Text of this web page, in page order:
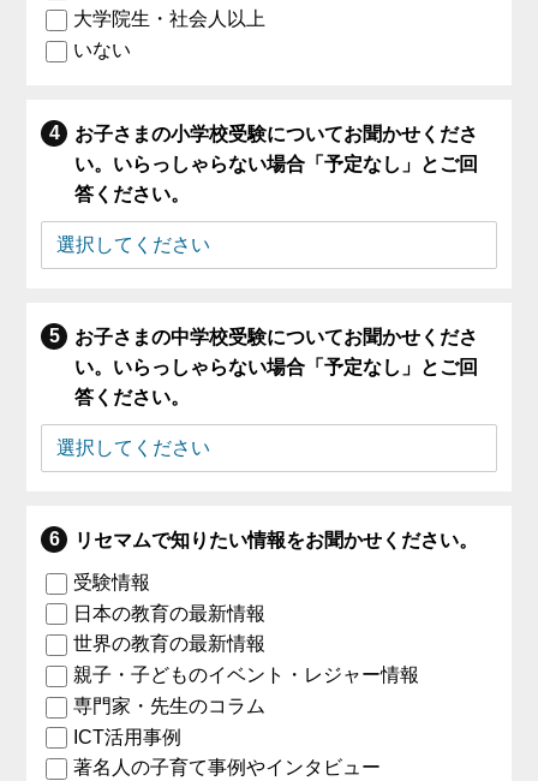
大学院生・社会人以上
いない
お子さまの小学校受験についてお聞かせくださ
い。いらっしゃらない場合「予定なし」とご回
答ください。
お子さまの中学校受験についてお聞かせくださ
い。いらっしゃらない場合「予定なし」とご回
答ください。
リセマムで知りたい情報をお聞かせください。
受験情報
日本の教育の最新情報
世界の教育の最新情報
親子・子どものイベント・レジャー情報
専門家・先生のコラム
ICT活用事例
著名人の子育て事例やインタビュー